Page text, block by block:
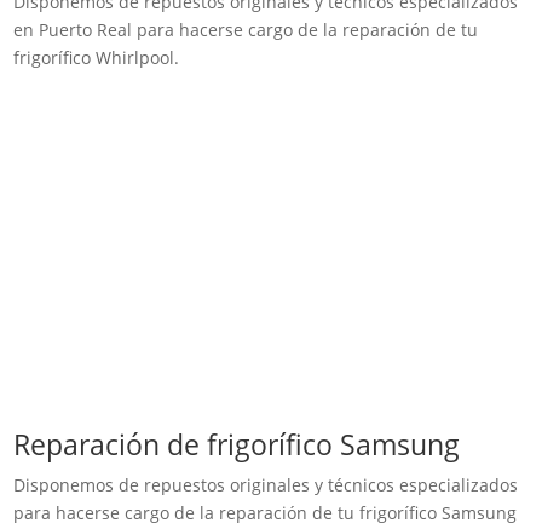
en Puerto Real para hacerse cargo de la reparación de tu
frigorífico Whirlpool.
Reparación de frigorífico Samsung
Disponemos de repuestos originales y técnicos especializados
para hacerse cargo de la reparación de tu frigorífico Samsung